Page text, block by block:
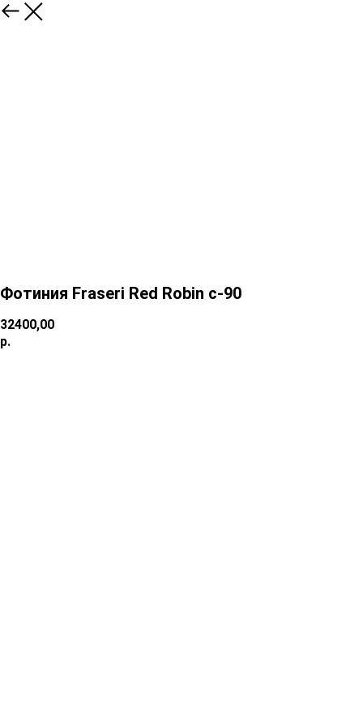
Фотиния Fraseri Red Robin c-90
32400,00
р.